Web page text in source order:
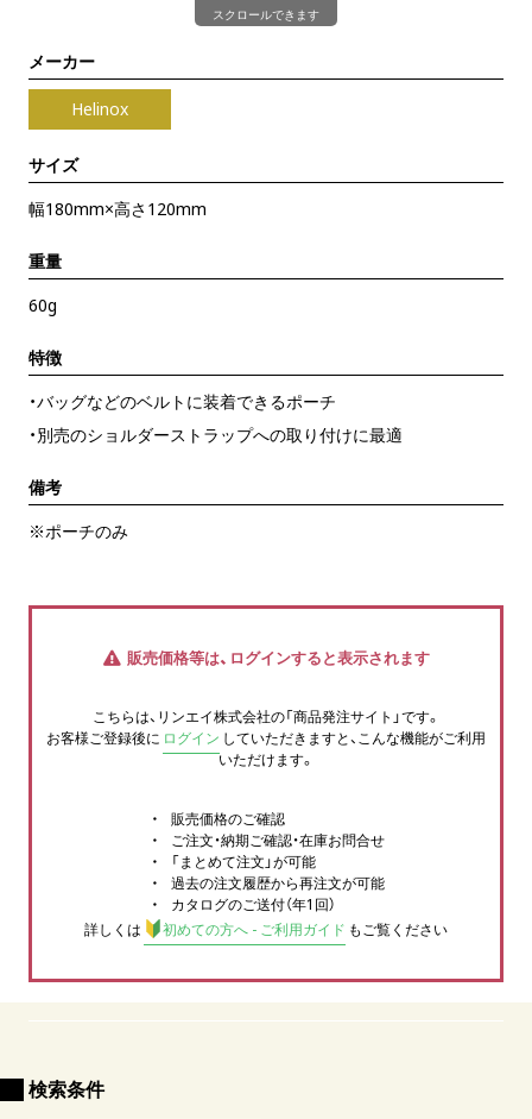
スクロールできます
メーカー
Helinox
サイズ
幅180mm×高さ120mm
重量
60g
特徴
・バッグなどのベルトに装着できるポーチ
・別売のショルダーストラップへの取り付けに最適
備考
※ポーチのみ
販売価格等は、ログインすると表示されます
こちらは、リンエイ株式会社の「商品発注サイト」です。
お客様ご登録後に ログイン していただきますと、こんな機能がご利用
いただけます。
販売価格のご確認
ご注文・納期ご確認・在庫お問合せ
「まとめて注文」が可能
過去の注文履歴から再注文が可能
カタログのご送付（年1回）
詳しくは
初めての方へ - ご利用ガイド もご覧ください
検索条件